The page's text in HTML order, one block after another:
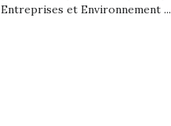
Entreprises et Environnement ...